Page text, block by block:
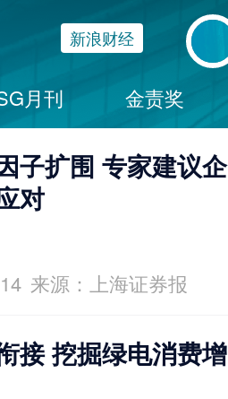
新浪财经
月刊 金责奖
子扩围 专家建议企
对
来源：上海证券报
接 挖掘绿电消费增